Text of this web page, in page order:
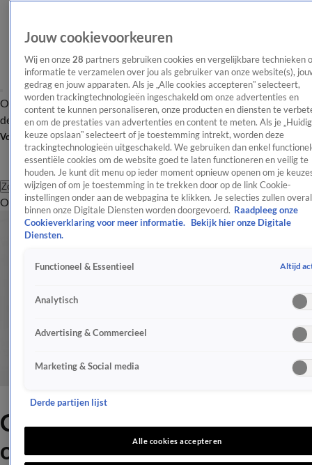
OverzichtAfleveringen Entertainment TV Algemeen
Tip
de redactieNieuwsbrief
Volg Shownieuws
Zoeken
OverzichtEntertainmentSpraakmakendRealityCrimeVideo's
Cinderella Story-acteur
overleden (34)
Jouw cookievoorkeuren
Wij en onze 28 partners gebruiken cookies en vergelijkbare technieken
informatie te verzamelen over jou als gebruiker van onze website(s),
gedrag en jouw apparaten. Als je „Alle cookies accepteren” selecteert,
worden trackingtechnologieën ingeschakeld om onze advertenties en
content te kunnen personaliseren, onze producten en diensten te
en om de prestaties van advertenties en content te meten. Als je
keuze opslaan” selecteert of je toestemming intrekt, worden deze
trackingtechnologieën uitgeschakeld. We gebruiken dan enkel
essentiële cookies om de website goed te laten functioneren en veilig te
houden. Je kunt dit menu op ieder moment opnieuw openen om je
wijzigen of om je toestemming in te trekken door op de link Cookie-
instellingen onder aan de webpagina te klikken. Je selecties zullen overal
binnen onze Digitale Diensten worden doorgevoerd. Raadpleeg onze
Cookieverklaring voor meer informatie.
Bekijk hier onze Digitale
Diensten.
Functioneel & Essentieel Altijd
Analytisch
Advertising & Commercieel
Marketing & Social media
Derde partijen lijst
Alle cookies accepteren